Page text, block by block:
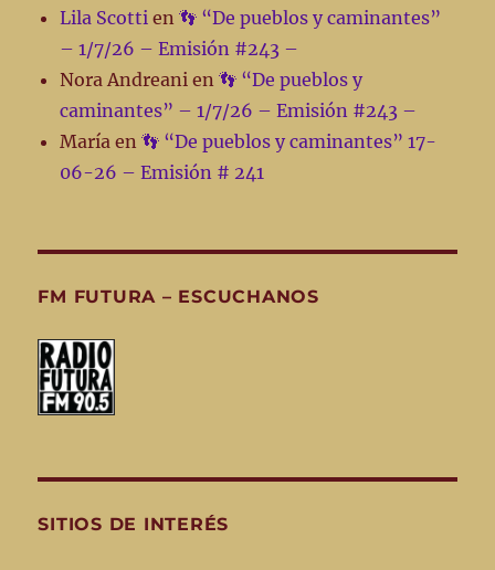
Lila Scotti en👣 “De pueblos y caminantes”
– 1/7/26 – Emisión #243 –
Nora Andreani en👣 “De pueblos y
caminantes” – 1/7/26 – Emisión #243 –
María en👣 “De pueblos y caminantes” 17-
06-26 – Emisión # 241
FM FUTURA – ESCUCHANOS
SITIOS DE INTERÉS